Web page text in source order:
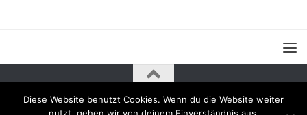
Powered by - Entworfen mit dem Zu Hueman Pro wechseln
Diese Website benutzt Cookies. Wenn du die Website weiter